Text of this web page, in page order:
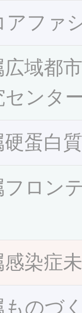
アファ
広域都
センタ
蛋白
フロン
感染症
ものづ